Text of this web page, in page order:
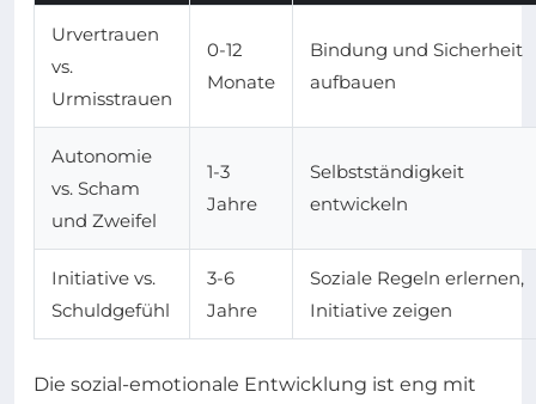
Urvertrauen
vs.
Urmisstrauen
0-12
Monate
Bindung und Sicherheit
aufbauen
Autonomie
vs. Scham
und Zweifel
1-3
Jahre
Selbstständigkeit
entwickeln
Initiative vs.
Schuldgefühl
3-6
Jahre
Soziale Regeln erlernen,
Initiative zeigen
Die sozial-emotionale Entwicklung ist eng mit